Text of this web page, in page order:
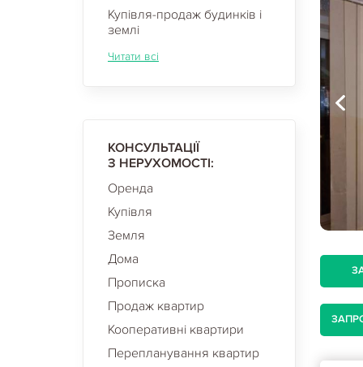
Купівля-продаж будинків і
землі
Читати всі
КОНСУЛЬТАЦІЇ
З НЕРУХОМОСТІ:
Оренда
Купівля
Земля
Дома
Прописка
Продаж квартир
Кооперативні квартири
Перепланування квартир